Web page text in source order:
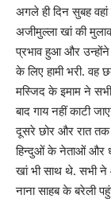
अगले ही दिन सुबह
अजीमुल्ला खां की
प्रभाव हुआ और
के लिए हामी भरी. वह
मस्जिद के इमाम ने
बाद गाय नहीं काटी
दूसरे छोर और रात
हिन्दुओं के नेताओं और
खां भी साथ थे. सभी ने
नाना साहब के बरेली